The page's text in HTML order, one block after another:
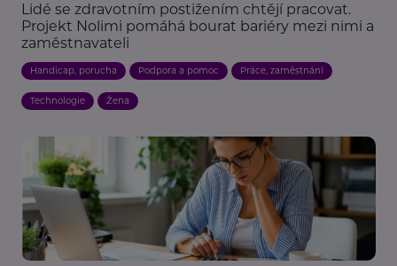
Lidé se zdravotním postižením chtějí pracovat.
Projekt Nolimi pomáhá bourat bariéry mezi nimi a
zaměstnavateli
Handicap, porucha Podpora a pomoc Práce, zaměstnání
Technologie Žena